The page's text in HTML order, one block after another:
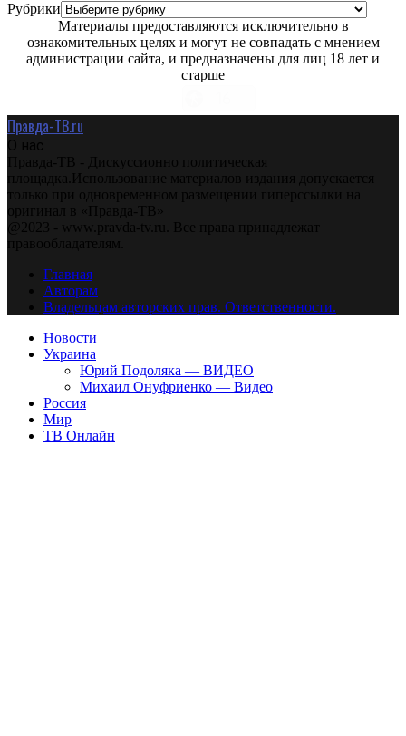
Рубрики
Материалы предоставляются исключительно в
ознакомительных целях и могут не совпадать с мнением
администрации сайта, и предназначены для лиц 18 лет и
старше
Правда-ТВ.ru
О нас
Правда-ТВ - Дискуссионно политическая
площадка.Использование материалов издания допускается
только при одновременном размещении гиперссылки на
оригинал в «Правда-ТВ»
@2023 - www.pravda-tv.ru. Все права принадлежат
правообладателям.
Главная
Авторам
Владельцам авторских прав. Ответственности.
Новости
Украина
Юрий Подоляка — ВИДЕО
Михаил Онуфриенко — Видео
Россия
Мир
ТВ Онлайн